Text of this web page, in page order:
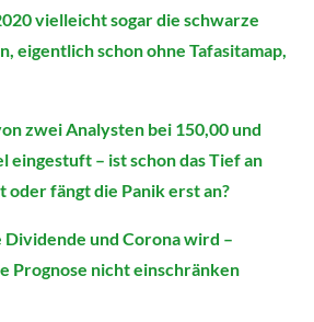
vielleicht sogar die schwarze
eigentlich schon ohne Tafasitamap,
zwei Analysten bei 150,00 und
eingestuft – ist schon das Tief an
oder fängt die Panik erst an?
und Corona wird –
Prognose nicht einschränken